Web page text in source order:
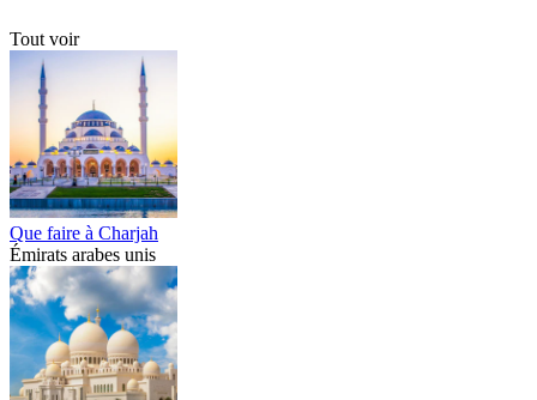
Tout voir
Que faire à Charjah
Émirats arabes unis